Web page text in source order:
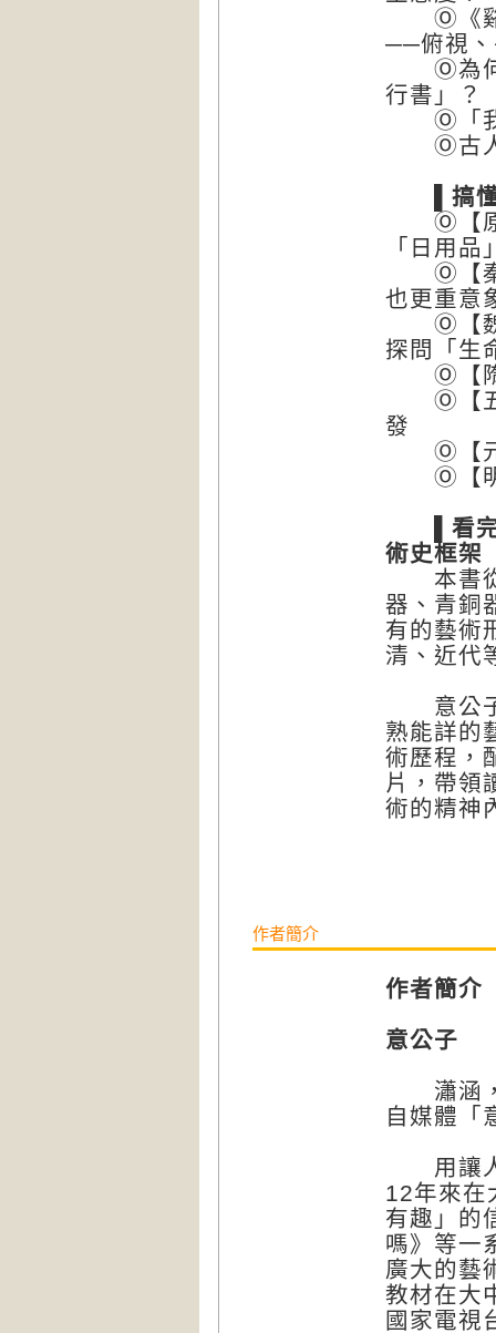
Ⓞ《谿
──俯視、
Ⓞ為何
行書」？
Ⓞ「我
Ⓞ古人
▌搞懂
Ⓞ【原
「日用
Ⓞ【秦
也更重意
Ⓞ【魏
探問「生
Ⓞ【隋
Ⓞ【五
發
Ⓞ【元
Ⓞ【明
▌看完
術史框架
本書從
器、青銅
有的藝術
清、近代
意公子
熟能詳的
術歷程，
片，帶領
術的精神
作者簡介
作者簡介
意公子
瀟涵，
自媒體「
用讓人
12年來在
有趣」的
嗎》等一
廣大的藝
教材在大
國家電